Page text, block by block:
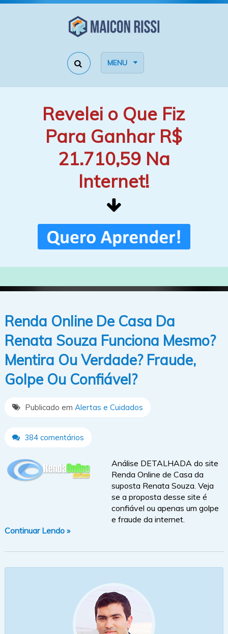
MENU
Revelei o Que Fiz
Para Ganhar R$
21.710,59 Na
Internet!
Renda Online De Casa Da
Renata Souza Funciona Mesmo?
Mentira Ou Verdade? Fraude,
Golpe Ou Confiável?
Publicado em Alertas e Cuidados
384 comentários
Análise DETALHADA do site
Renda Online de Casa da
suposta Renata Souza. Veja
se a proposta desse site é
confiável ou apenas um golpe
e fraude da internet.
Continuar Lendo »